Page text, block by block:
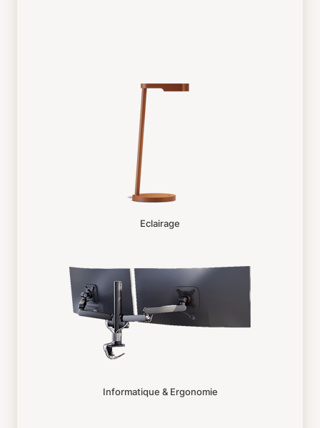
Eclairage
Informatique & Ergonomie